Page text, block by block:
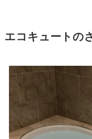
エコキュートの